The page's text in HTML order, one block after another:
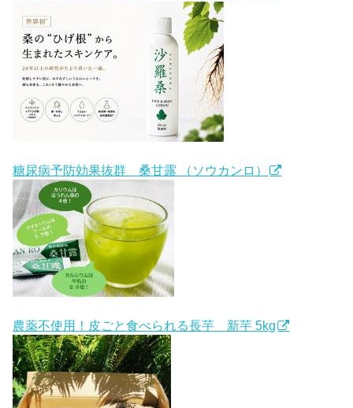
糖尿病予防効果抜群 桑甘露 （ソウカンロ）
農薬不使用！皮ごと食べられる長芋 新芋 5kg